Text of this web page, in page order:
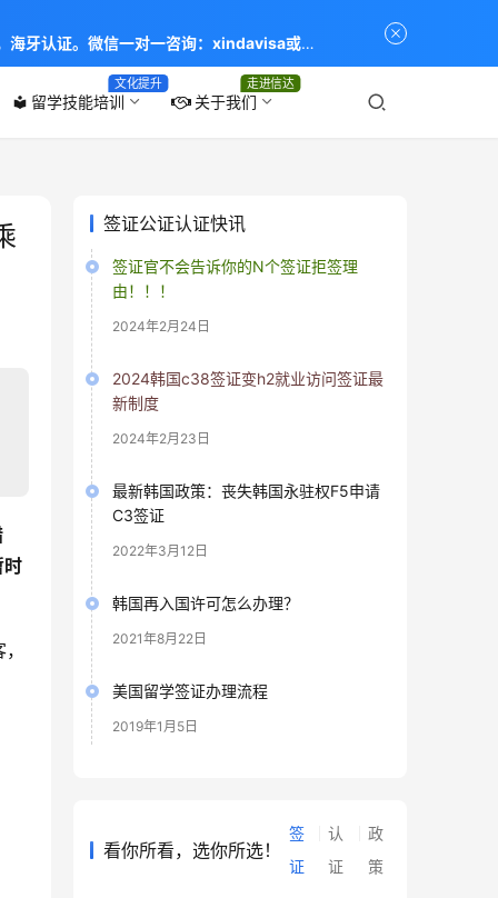
local_library 留学技能培训
文化提升
关于我们
走进信达
时
签证公证认证快讯
签证官不会告诉你的N个签证拒签理
由！！！
2024年2月24日
2024韩国c38签证变h2就业访问签证最
新制度
2024年2月23日
最新韩国政策：丧失韩国永驻权F5申请
C3签证
2022年3月12日
韩国再入国许可怎么办理？
2021年8月22日
美国留学签证办理流程
2019年1月5日
看你所看，选你所选！
签
证
认
证
政
策
海牙认证。微信一对一咨询：xindavisa或
：留学签证 商务签证 探亲签证 旅游签证 涉外公证